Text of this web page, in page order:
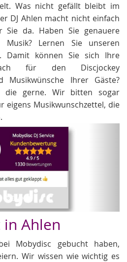
Was nicht gefällt bleibt im
DJ Ahlen macht nicht einfach
da. Haben Sie genauere
Lernen Sie unseren
Damit können Sie sich Ihre
für den Discjockey
Musikwünsche Ihrer Gäste?
die gerne. Wir bitten sogar
eigens Musikwunschzettel, die
DJs
in Ahlen
Mobydisc gebucht haben,
Wir wissen wie wichtig es